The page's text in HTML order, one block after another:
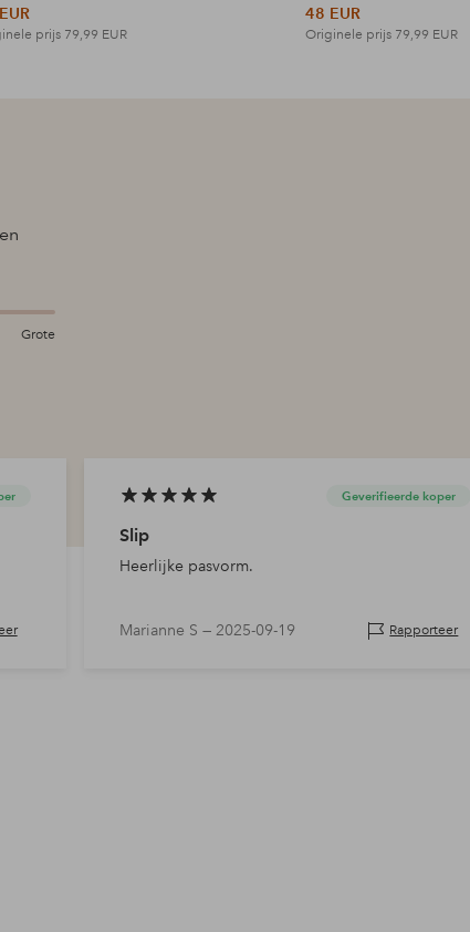
prijs 79,99 EUR
48 EUR
Originele prijs 79,99 EUR
Grote
Geverifieerde koper
Slip
Heerlijke pasvorm.
Marianne S — 2025-09-19 Rapporteer